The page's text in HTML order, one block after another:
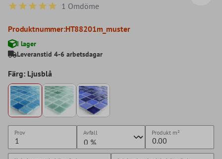
Genomsnittligt betyg på 5 av 5 stjärnor
1 Omdöme
Produktnummer:HT88201m_muster
I lager
Leveranstid 4-6 arbetsdagar
Färg: Ljusblå
Prov Avfall Produkt m²